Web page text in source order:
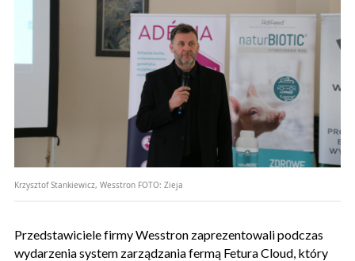
Krzysztof Stankiewicz, Wesstron FOTO: Zieja
Przedstawiciele firmy Wesstron zaprezentowali podczas
wydarzenia system zarządzania fermą Fetura Cloud, który